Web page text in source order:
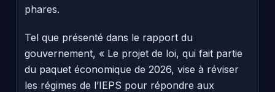
phares.
Tel que présenté dans le rapport du
gouvernement, « Le projet de loi, qui fait partie
du paquet économique de 2026, vise à réviser
les régimes de l’IEPS pour répondre aux